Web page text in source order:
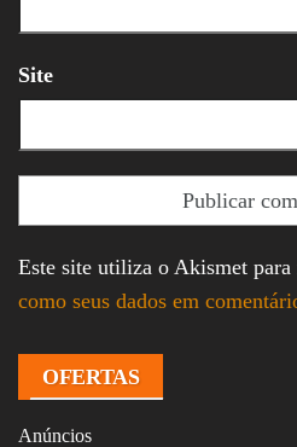
Site
Este site utiliza o Akismet para
como seus dados em
OFERTAS
Anúncios